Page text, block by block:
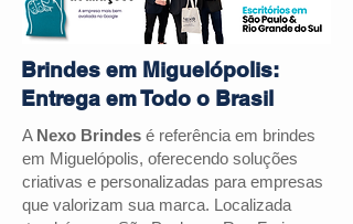
Brindes em Miguelópolis:
Entrega em Todo o Brasil
A Nexo Brindes é referência em brindes
em Miguelópolis, oferecendo soluções
criativas e personalizadas para empresas
que valorizam sua marca. Localizada